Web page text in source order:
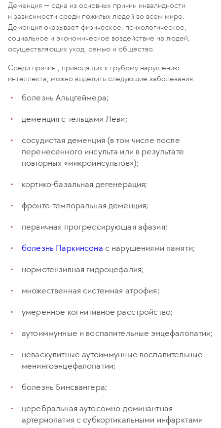
Деменция — одна из основных причин инвалидности
и зависимости среди пожилых людей во всем мире.
Деменция оказывает физическое, психологическое,
социальное и экономическое воздействие на людей,
осуществляющих уход, семью и общество.
Среди причин , приводящих к грубому нарушению
интеллекта, можно выделить следующие заболевания:
болезнь Альцгеймера;
деменция с тельцами Леви;
сосудистая деменция (в том числе после
перенесенного инсульта или в результате
повторных «микроинсультов»);
кортико-базальная дегенерация;
фронто-темпоральная деменция;
первичная прогрессирующая афазия;
болезнь Паркинсона с нарушениями памяти;
нормотензивная гидроцефалия;
множественная системная атрофия;
умеренное когнитивное расстройство;
аутоиммунные и воспалительные энцефалопатии;
неваскулитные аутоиммунные воспалительные
менингоэнцефалопатии;
болезнь Бинсвангера;
церебральная аутосомно-доминантная
артериопатия с субкортикальными инфарктами